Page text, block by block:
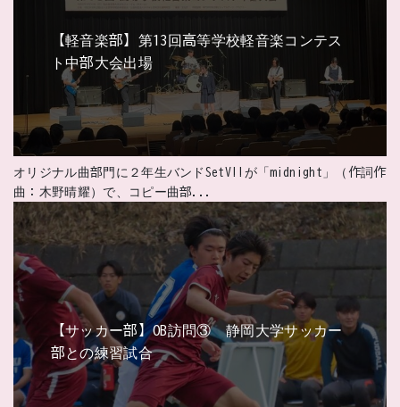
【軽音楽部】第13回高等学校軽音楽コンテス
ト中部大会出場
オリジナル曲部門に２年生バンドSetV!!が「midnight」（作詞作
曲：木野晴耀）で、コピー曲部...
【サッカー部】OB訪問③ 静岡大学サッカー
部との練習試合